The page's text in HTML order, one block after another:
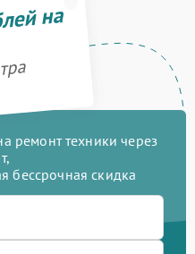
на
ремонт техники через
бессрочная скидка